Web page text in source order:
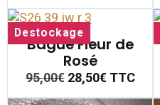
Destockage
Bague Fleur de
Rosé
95,00€ 28,50€TTC